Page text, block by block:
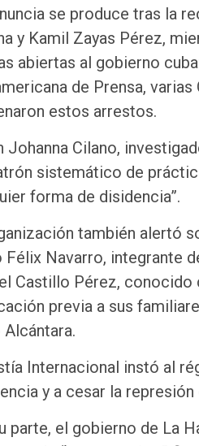
se produce tras la
y Kamil Zayas Pérez,
abiertas al gobierno
de Prensa,
estos arrestos.
Johanna Cilano,
sistemático de
forma de disidencia”.
también alertó
Félix Navarro, integrante
Castillo Pérez,
previa a sus
Alcántara.
Internacional instó al
y a cesar la
parte, el gobierno de La